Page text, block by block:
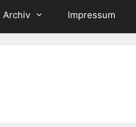
Archiv Impressum